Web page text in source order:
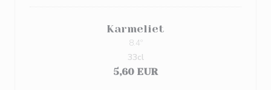
Karmeliet
8.4º
5,60 EUR
33cl